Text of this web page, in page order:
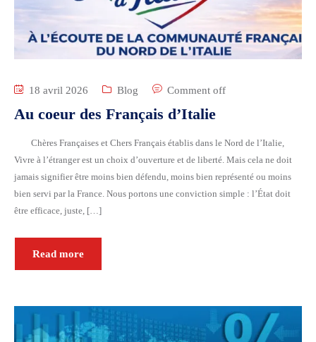
18 avril 2026 Blog Comment off
Au coeur des Français d’Italie
Chères Françaises et Chers Français établis dans le Nord de l’Italie,
Vivre à l’étranger est un choix d’ouverture et de liberté. Mais cela ne doit
jamais signifier être moins bien défendu, moins bien représenté ou moins
bien servi par la France. Nous portons une conviction simple : l’État doit
être efficace, juste, […]
Read more